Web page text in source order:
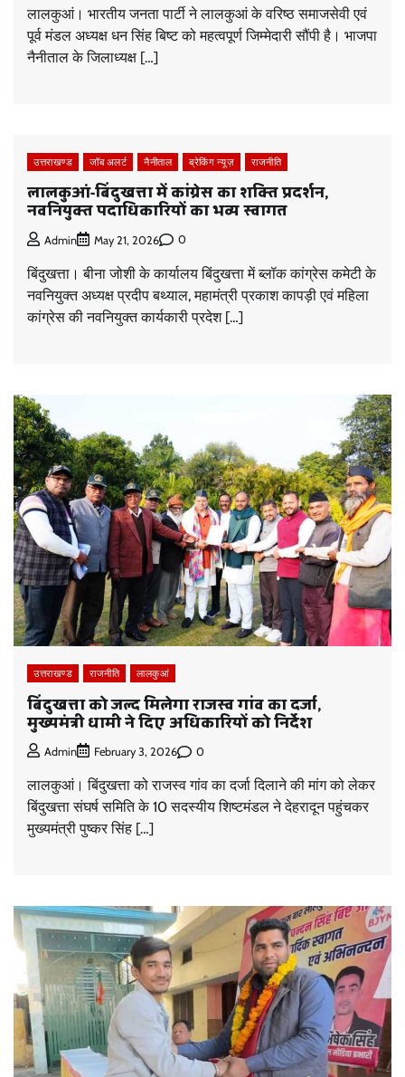
लालकुआं। भारतीय जनता पार्टी ने लालकुआं के वरिष्ठ समाजसेवी एवं
पूर्व मंडल अध्यक्ष धन सिंह बिष्ट को महत्वपूर्ण जिम्मेदारी सौंपी है। भाजपा
नैनीताल के जिलाध्यक्ष […]
उत्तराखण्ड जॉब अलर्ट नैनीताल ब्रेकिंग न्यूज़ राजनीति
लालकुआं-बिंदुखत्ता में कांग्रेस का शक्ति प्रदर्शन,
नवनियुक्त पदाधिकारियों का भव्य स्वागत
Admin May 21, 2026 0
बिंदुखत्ता। बीना जोशी के कार्यालय बिंदुखत्ता में ब्लॉक कांग्रेस कमेटी के
नवनियुक्त अध्यक्ष प्रदीप बथ्याल, महामंत्री प्रकाश कापड़ी एवं महिला
कांग्रेस की नवनियुक्त कार्यकारी प्रदेश […]
उत्तराखण्ड राजनीति लालकुआं
बिंदुखत्ता को जल्द मिलेगा राजस्व गांव का दर्जा,
मुख्यमंत्री धामी ने दिए अधिकारियों को निर्देश
Admin February 3, 2026 0
लालकुआं। बिंदुखत्ता को राजस्व गांव का दर्जा दिलाने की मांग को लेकर
बिंदुखत्ता संघर्ष समिति के 10 सदस्यीय शिष्टमंडल ने देहरादून पहुंचकर
मुख्यमंत्री पुष्कर सिंह […]